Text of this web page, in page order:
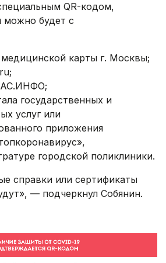
QR-кодом,
можно будет с
карты г. Москвы;
государственных и
услуг или
приложения
городской поликлиники.
справки или сертификаты
— подчеркнул Собянин.